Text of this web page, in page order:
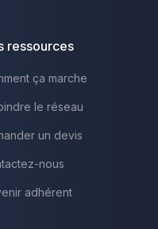
ressources
ça marche
le réseau
un devis
nous
adhérent